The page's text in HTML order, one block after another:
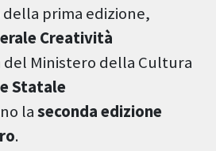
della prima edizione,
Creatività
del Ministero della Cultura
Statale
laseconda edizione
.